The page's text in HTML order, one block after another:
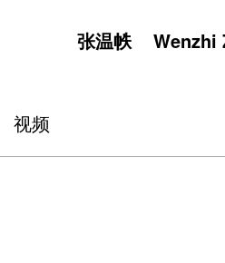
张温帙 Wenzhi
视频